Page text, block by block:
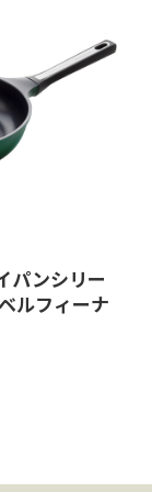
パンシリー
ルフィーナ